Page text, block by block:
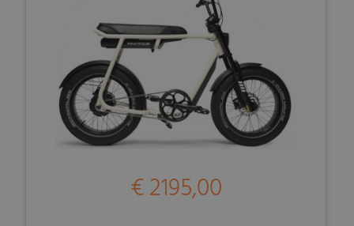
€ 2195,00